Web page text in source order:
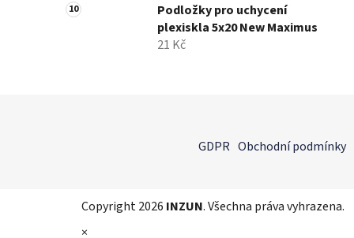
Podložky pro uchycení
plexiskla 5x20 New Maximus
21 Kč
GDPR Obchodní podmínky
Copyright 2026 INZUN. Všechna práva vyhrazena.
×